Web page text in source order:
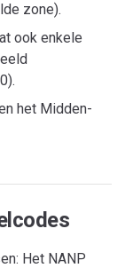
zone).
ook enkele
het Midden-
Het NANP